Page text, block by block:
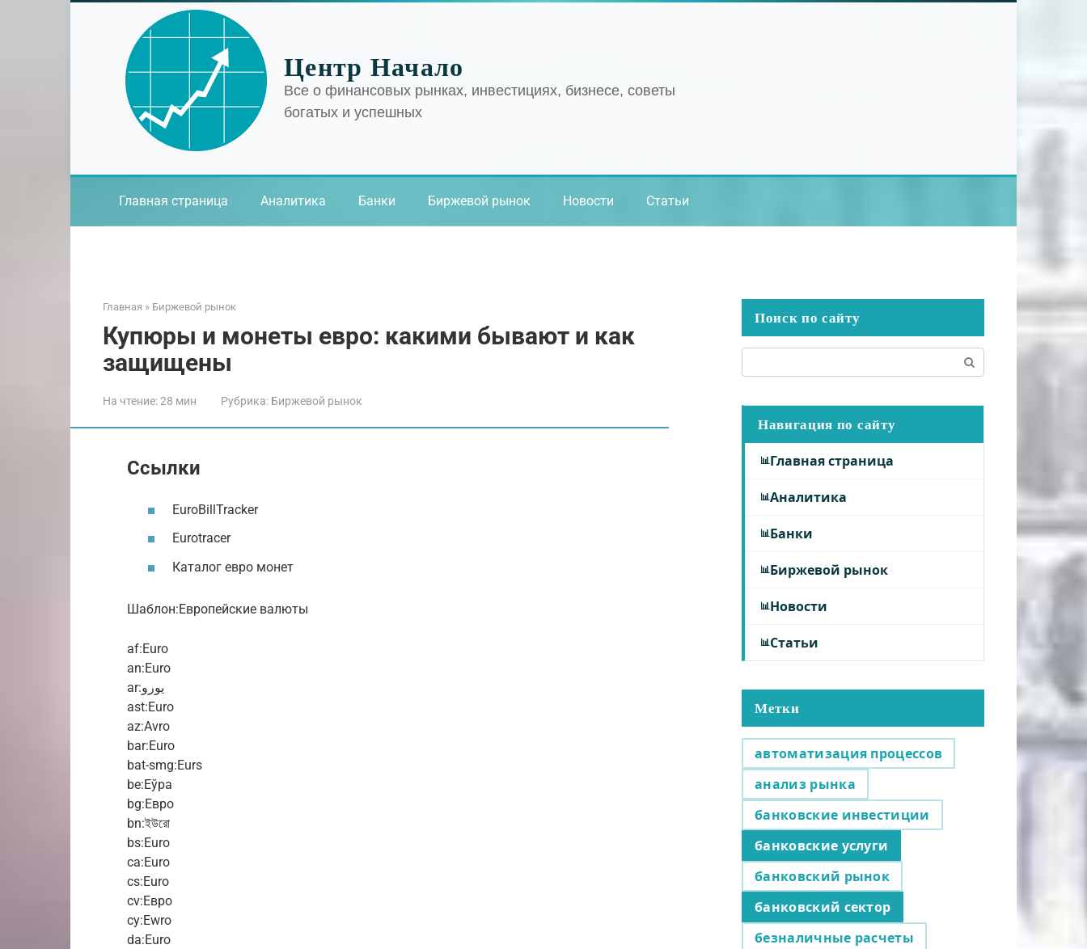
Центр Начало
Все о финансовых рынках, инвестициях, бизнесе, советы
богатых и успешных
Главная страница Аналитика Банки Биржевой рынок Новости Статьи
Главная » Биржевой рынок
Купюры и монеты евро: какими бывают и как
защищены
На чтение:28 мин Рубрика: Биржевой рынок
Ссылки
EuroBillTracker
Eurotracer
Каталог евро монет
Шаблон:Европейские валюты
af:Euro
an:Euro
ar:يورو
ast:Euro
az:Avro
bar:Euro
bat-smg:Eurs
be:Еўра
bg:Евро
bn:ইউরো
bs:Euro
ca:Euro
cs:Euro
cv:Евро
cy:Ewro
da:Euro
Поиск по сайту
Навигация по сайту
Главная страница
Аналитика
Банки
Биржевой рынок
Новости
Статьи
Метки
автоматизация процессов
анализ рынка
банковские инвестиции
банковские услуги
банковский рынок
банковский сектор
безналичные расчеты